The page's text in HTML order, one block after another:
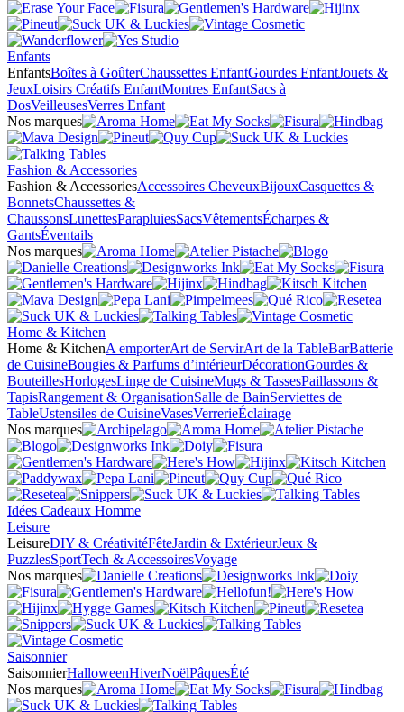
Enfants
EnfantsBoîtes à GoûterChaussettes EnfantGourdes EnfantJouets &
JeuxLoisirs Créatifs EnfantMontres EnfantSacs à
DosVeilleusesVerres Enfant
Nos marques
Fashion & Accessories
Fashion & AccessoriesAccessoires CheveuxBijouxCasquettes &
BonnetsChaussettes &
ChaussonsLunettesParapluiesSacsVêtementsÉcharpes &
GantsÉventails
Nos marques
Home & Kitchen
Home & KitchenA emporterArt de ServirArt de la TableBarBatterie
de CuisineBougies & Parfums d’intérieurDécorationGourdes &
BouteillesHorlogesLinge de CuisineMugs & TassesPaillassons &
TapisRangement & OrganisationSalle de BainServiettes de
TableUstensiles de CuisineVasesVerrerieÉclairage
Nos marques
Idées Cadeaux Homme
Leisure
LeisureDIY & CréativitéFêteJardin & ExtérieurJeux &
PuzzlesSportTech & AccessoiresVoyage
Nos marques
Saisonnier
SaisonnierHalloweenHiverNoëlPâquesÉté
Nos marques